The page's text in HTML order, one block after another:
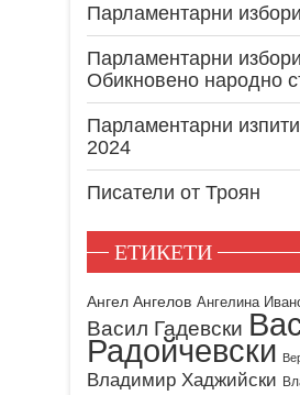
Парламентарни
Парламентарни
Обикновено народно
Парламентарни
2024
Писатели от Троян
ЕТИКЕТИ
Ангел Ангелов Ангелина
Васил Гадевски
Радойчевски
Владимир Хаджийски